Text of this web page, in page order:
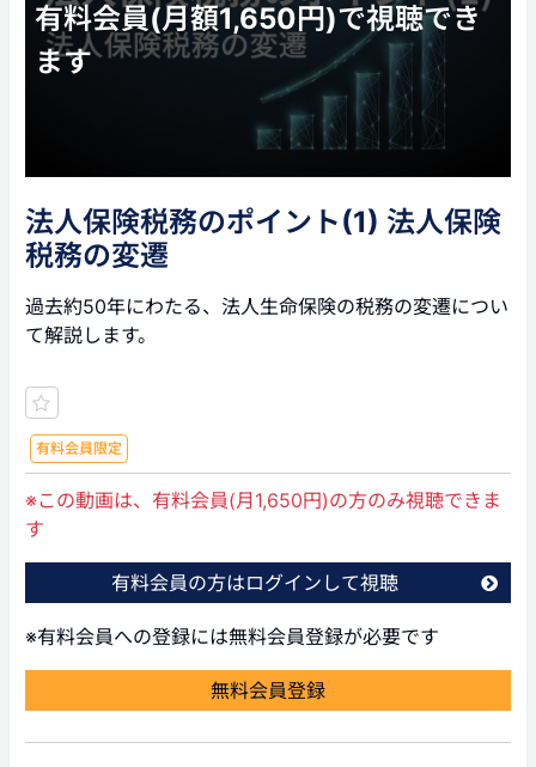
有料会員(月額1,650円)で視聴でき
ます
法人保険税務のポイント(1) 法人保険
税務の変遷
過去約50年にわたる、法人生命保険の税務の変遷につい
て解説します。
有料会員限定
※この動画は、有料会員(月1,650円)の方のみ視聴できま
す
有料会員の方はログインして視聴
※有料会員への登録には無料会員登録が必要です
無料会員登録